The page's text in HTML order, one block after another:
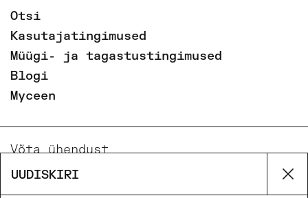
Otsi
Kasutajatingimused
Müügi- ja tagastustingimused
Blogi
Myceen
Võta ühendust
Email
Phone
UUDISKIRI